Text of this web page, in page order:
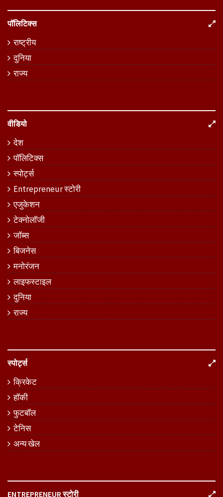
पॉलिटिक्स
राष्ट्रीय
दुनिया
राज्य
वीडियो
देश
पॉलिटिक्स
स्पोर्ट्स
Entrepreneur स्टोरी
एजुकेशन
टेक्नोलॉजी
जॉब्स
बिजनेस
मनोरंजन
लाइफस्टाइल
दुनिया
राज्य
स्पोर्ट्स
क्रिकेट
हॉकी
फुटबॉल
टेनिस
अन्य खेल
ENTREPRENEUR स्टोरी